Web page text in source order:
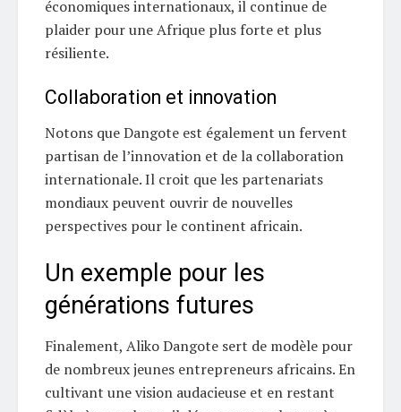
économiques internationaux, il continue de
plaider pour une Afrique plus forte et plus
résiliente.
Collaboration et innovation
Notons que Dangote est également un fervent
partisan de l’innovation et de la collaboration
internationale. Il croit que les partenariats
mondiaux peuvent ouvrir de nouvelles
perspectives pour le continent africain.
Un exemple pour les
générations futures
Finalement, Aliko Dangote sert de modèle pour
de nombreux jeunes entrepreneurs africains. En
cultivant une vision audacieuse et en restant